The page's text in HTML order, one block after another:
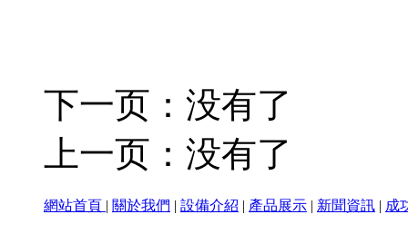
下一页：没有了
上一页：没有了
網站首頁 | 關於我們 | 設備介紹 | 產品展示 | 新聞資訊 | 成